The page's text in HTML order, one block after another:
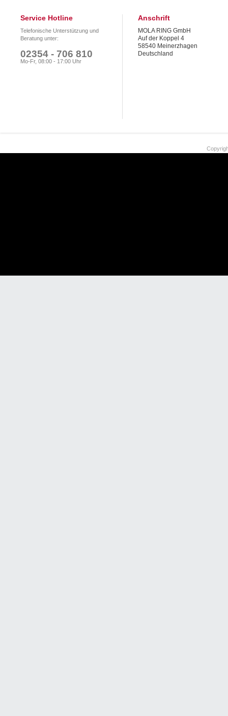
Service Hotline
Telefonische Unterstützung und
Beratung unter:
02354 - 706 810
Mo-Fr, 08:00 - 17:00 Uhr
Anschrift
MOLA RING GmbH
Auf der Koppel 4
58540 Meinerzhagen
Deutschland